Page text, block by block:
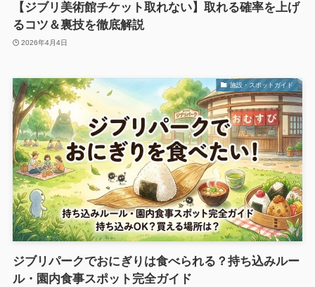
【ジブリ美術館チケット取れない】取れる確率を上げ
るコツ＆裏技を徹底解説
2026年4月4日
施設・スポットガイド
ジブリパークでおにぎりは食べられる？持ち込みルー
ル・園内食事スポット完全ガイド